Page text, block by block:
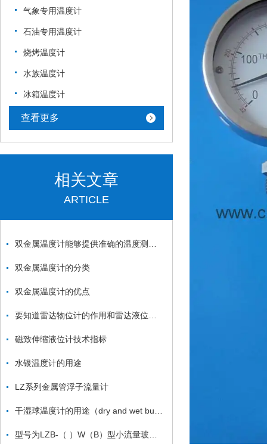
气象专用温度计
石油专用温度计
烧烤温度计
水族温度计
冰箱温度计
查看更多
相关文章
ARTICLE
双金属温度计的分类
双金属温度计的优点
磁致伸缩液位计技术指标
水银温度计的用途
LZ系列金属管浮子流量计